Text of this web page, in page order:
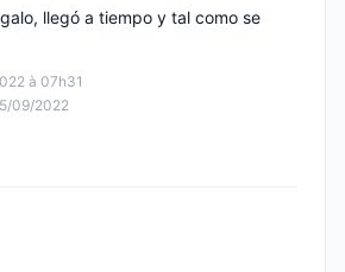
à 07h31
09/2022
llegó a tiempo y tal como se